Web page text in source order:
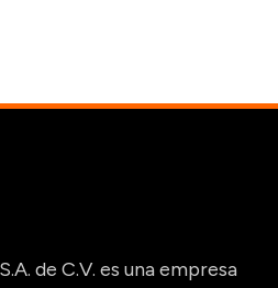
de C.V. es una empresa